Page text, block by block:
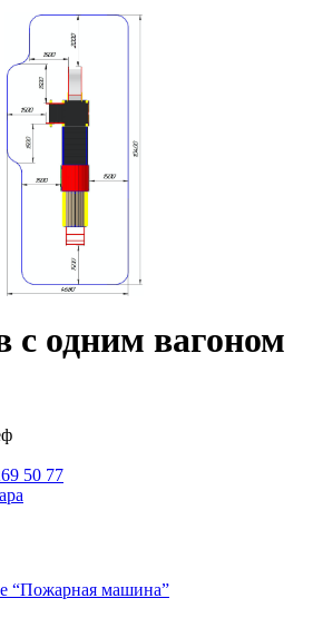
с одним вагоном
50 77
“Пожарная машина”